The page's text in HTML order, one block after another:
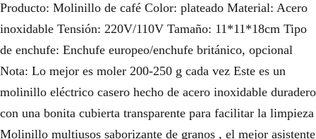
Producto: Molinillo de café Color: plateado Material: Acero
inoxidable Tensión: 220V/110V Tamaño: 11*11*18cm Tipo
de enchufe: Enchufe europeo/enchufe británico, opcional
Nota: Lo mejor es moler 200-250 g cada vez Este es un
molinillo eléctrico casero hecho de acero inoxidable duradero
con una bonita cubierta transparente para facilitar la limpieza
Molinillo multiusos saborizante de granos , el mejor asistente